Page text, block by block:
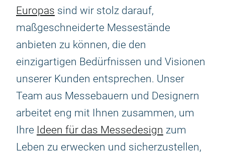
Europas sind wir stolz darauf,
maßgeschneiderte Messestände
anbieten zu können, die den
einzigartigen Bedürfnissen und Visionen
unserer Kunden entsprechen. Unser
Team aus Messebauern und Designern
arbeitet eng mit Ihnen zusammen, um
Ihre Ideen für das Messedesign zum
Leben zu erwecken und sicherzustellen,